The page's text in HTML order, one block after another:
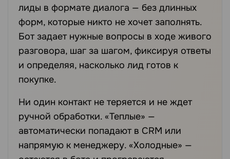
лиды в формате диалога — без длинных
форм, которые никто не хочет заполнять.
Бот задает нужные вопросы в ходе живого
разговора, шаг за шагом, фиксируя ответы
и определяя, насколько лид готов к
покупке.
Ни один контакт не теряется и не ждет
ручной обработки. «Теплые» —
автоматически попадают в CRM или
напрямую к менеджеру. «Холодные» —